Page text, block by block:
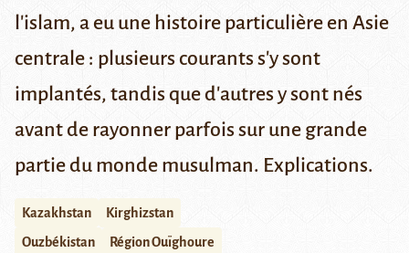
l'islam, a eu une histoire particulière en Asie
centrale : plusieurs courants s'y sont
implantés, tandis que d'autres y sont nés
avant de rayonner parfois sur une grande
partie du monde musulman. Explications.
Kazakhstan
Kirghizstan
Ouzbékistan
Région Ouïghoure